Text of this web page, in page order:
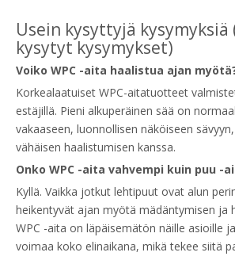
Usein kysyttyjä kysymyksiä
kysytyt kysymykset)
Voiko WPC -aita haalistua ajan
Korkealaatuiset WPC-aitatuotteet
estäjillä. Pieni alkuperäinen sää on
vakaaseen, luonnollisen näköiseen
vähäisen haalistumisen kanssa.
Onko WPC -aita vahvempi kuin puu -
Kyllä. Vaikka jotkut lehtipuut ovat alun
heikentyvät ajan myötä mädäntymisen ja
WPC -aita on läpäisemätön näille asioille
voimaa koko elinaikana, mikä tekee siitä